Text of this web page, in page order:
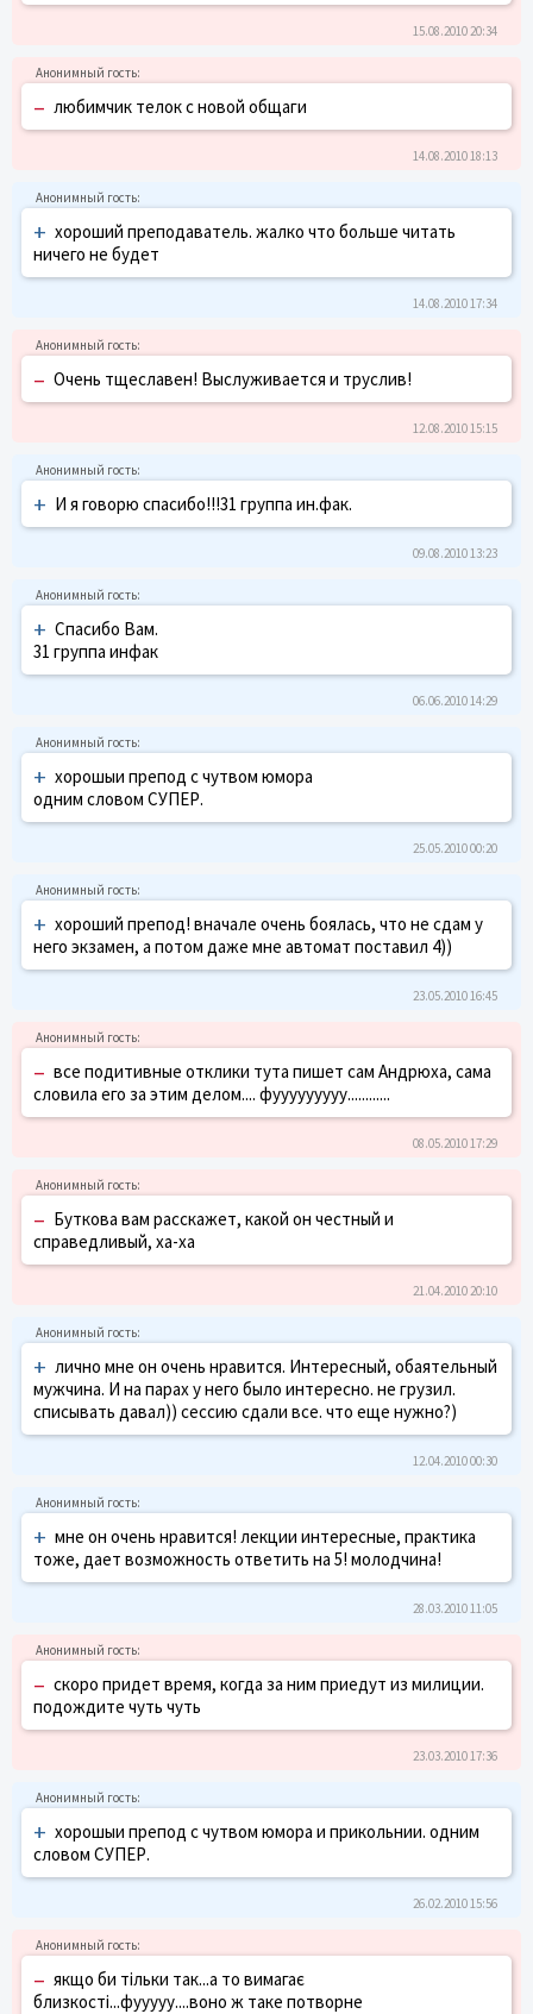
15.08.2010 20:34
– любимчик телок с новой общаги
14.08.2010 18:13
+ хороший преподаватель. жалко что больше читать
ничего не будет
14.08.2010 17:34
– Очень тщеславен! Выслуживается и труслив!
12.08.2010 15:15
+ И я говорю спасибо!!!31 группа ин.фак.
09.08.2010 13:23
+ Спасибо Вам.
31 группа инфак
06.06.2010 14:29
+ хорошыи препод с чутвом юмора
одним словом СУПЕР.
25.05.2010 00:20
+ хороший препод! вначале очень боялась, что не сдам у
него экзамен, а потом даже мне автомат поставил 4))
23.05.2010 16:45
– все подитивные отклики тута пишет сам Андрюха, сама
словила его за этим делом.... фууууууууу............
08.05.2010 17:29
– Буткова вам расскажет, какой он честный и
справедливый, ха-ха
21.04.2010 20:10
+ лично мне он очень нравится. Интересный, обаятельный
мужчина. И на парах у него было интересно. не грузил.
списывать давал)) сессию сдали все. что еще нужно?)
12.04.2010 00:30
+ мне он очень нравится! лекции интересные, практика
тоже, дает возможность ответить на 5! молодчина!
28.03.2010 11:05
– скоро придет время, когда за ним приедут из милиции.
подождите чуть чуть
23.03.2010 17:36
+ хорошыи препод с чутвом юмора и прикольнии. одним
словом СУПЕР.
26.02.2010 15:56
– якщо би тільки так...а то вимагає
близкості...фууууу....воно ж таке потворне